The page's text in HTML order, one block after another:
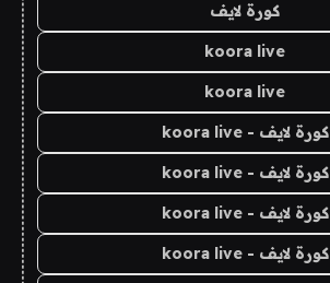
كورة لايف
koora live
koora live
كورة لايف - koora live
كورة لايف - koora live
كورة لايف - koora live
كورة لايف - koora live